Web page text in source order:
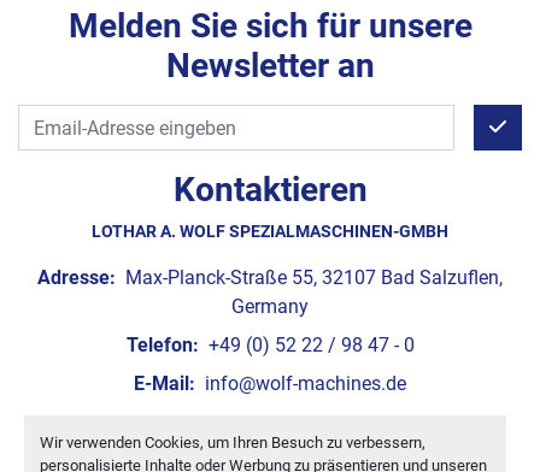
Wir verwenden Cookies, um Ihren Besuch zu verbessern,
personalisierte Inhalte oder Werbung zu präsentieren und unseren
Kontaktieren
LOTHAR A. WOLF SPEZIALMASCHINEN-GMBH
Adresse: Max-Planck-Straße 55, 32107 Bad Salzuflen,
Germany
Telefon: +49 (0) 52 22 / 98 47 - 0
E-Mail: info@wolf-machines.de
Cookie-Einstellungen
Melden Sie sich für unsere
Newsletter an